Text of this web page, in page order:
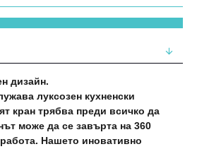
дизайн.
луксозен кухненски
кран трябва преди всичко да
може да се завърта на 360
Нашето иновативно